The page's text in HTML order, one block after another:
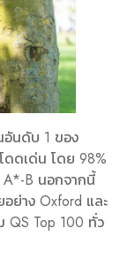
อันดับ 1 ของ
ดเด่น โดย 98%
A*-B นอกจากนี้
ย่าง Oxford และ
QS Top 100 ทั่ว